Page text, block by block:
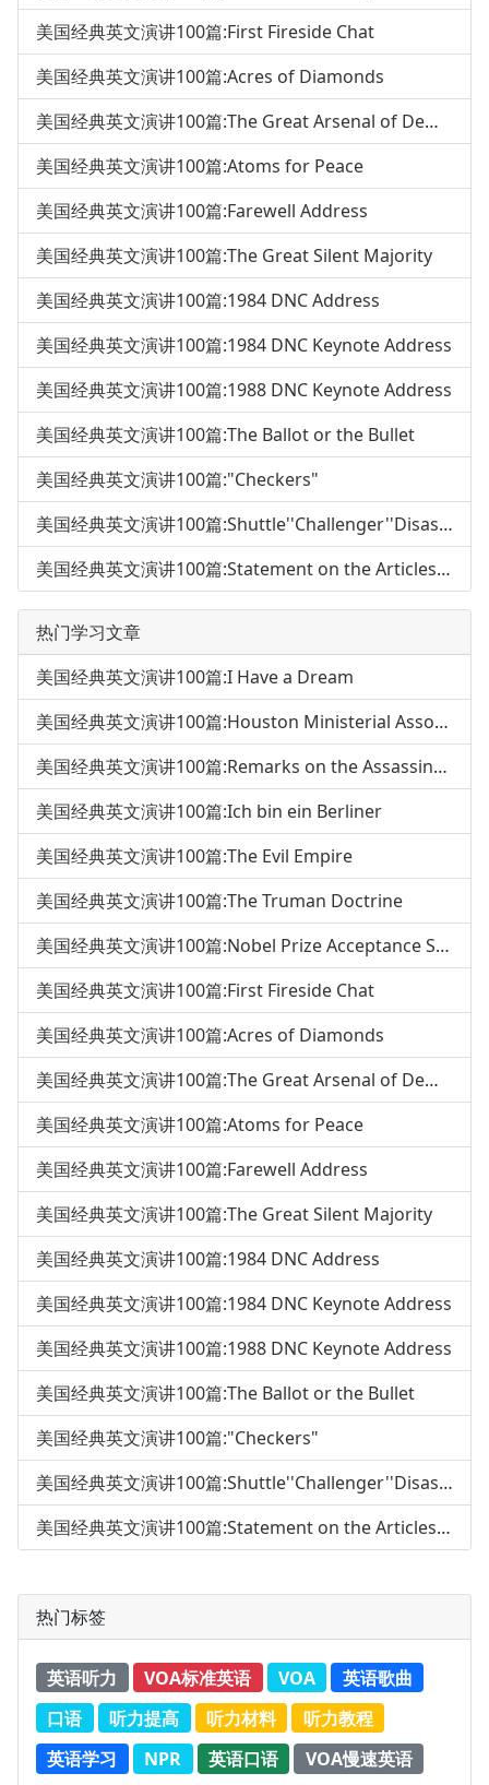
美国经典英文演讲100篇:First Fireside Chat
美国经典英文演讲100篇:Acres of Diamonds
美国经典英文演讲100篇:The Great Arsenal of Democracy
美国经典英文演讲100篇:Atoms for Peace
美国经典英文演讲100篇:Farewell Address
美国经典英文演讲100篇:The Great Silent Majority
美国经典英文演讲100篇:1984 DNC Address
美国经典英文演讲100篇:1984 DNC Keynote Address
美国经典英文演讲100篇:1988 DNC Keynote Address
美国经典英文演讲100篇:The Ballot or the Bullet
美国经典英文演讲100篇:"Checkers"
美国经典英文演讲100篇:Shuttle''Challenger''Disaster Address
美国经典英文演讲100篇:Statement on the Articles of Impeachme
热门学习文章
美国经典英文演讲100篇:I Have a Dream
美国经典英文演讲100篇:Houston Ministerial Association Speech
美国经典英文演讲100篇:Remarks on the Assassination of MLKing
美国经典英文演讲100篇:Ich bin ein Berliner
美国经典英文演讲100篇:The Evil Empire
美国经典英文演讲100篇:The Truman Doctrine
美国经典英文演讲100篇:Nobel Prize Acceptance Speech
美国经典英文演讲100篇:First Fireside Chat
美国经典英文演讲100篇:Acres of Diamonds
美国经典英文演讲100篇:The Great Arsenal of Democracy
美国经典英文演讲100篇:Atoms for Peace
美国经典英文演讲100篇:Farewell Address
美国经典英文演讲100篇:The Great Silent Majority
美国经典英文演讲100篇:1984 DNC Address
美国经典英文演讲100篇:1984 DNC Keynote Address
美国经典英文演讲100篇:1988 DNC Keynote Address
美国经典英文演讲100篇:The Ballot or the Bullet
美国经典英文演讲100篇:"Checkers"
美国经典英文演讲100篇:Shuttle''Challenger''Disaster Address
美国经典英文演讲100篇:Statement on the Articles of Impeachme
热门标签
英语听力 VOA标准英语 VOA
英语歌曲
口语
听力提高 听力材料
听力教程
英语学习
NPR 英语口语 VOA慢速英语